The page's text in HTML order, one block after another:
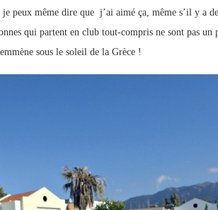
peux même dire que j’ai aimé ça, même s’il y a
qui partent en club tout-compris ne sont pas
sous le soleil de la Grèce !